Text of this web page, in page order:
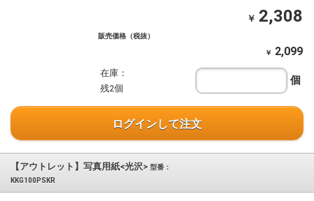
￥ 2,308
販売価格（税抜）
￥ 2,099
在庫：
残2個
個
ログインして注文
【アウトレット】写真用紙<光沢> 型番：
KKG100PSKR